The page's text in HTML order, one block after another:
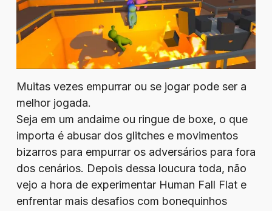
Muitas vezes empurrar ou se jogar pode ser a
melhor jogada.
Seja em um andaime ou ringue de boxe, o que
importa é abusar dos glitches e movimentos
bizarros para empurrar os adversários para fora
dos cenários. Depois dessa loucura toda, não
vejo a hora de experimentar Human Fall Flat e
enfrentar mais desafios com bonequinhos